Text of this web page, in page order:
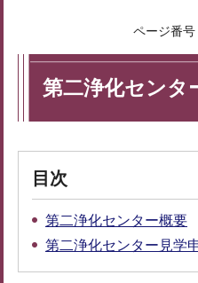
ページ番
第二浄化センタ
目次
第二浄化センター概要
第二浄化センター見学